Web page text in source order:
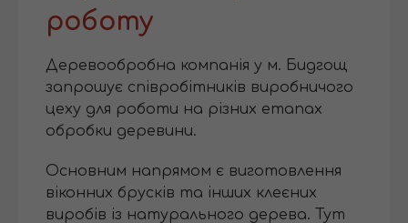
роботу
Деревообробна компанія у м. Бидгощ
запрошує співробітників виробничого
цеху для роботи на різних етапах
обробки деревини.
Основним напрямом є виготовлення
віконних брусків та інших клеєних
виробів із натурального дерева. Тут